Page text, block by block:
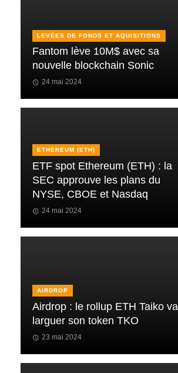
LEVÉES DE FONDS ET AQUISITIONS
Fantom lève 10M$ avec sa
nouvelle blockchain Sonic
24 mai 2024
ETHEREUM (ETH)
ETF spot Ethereum (ETH) : la
SEC approuve les plans du
NYSE, CBOE et Nasdaq
24 mai 2024
AIRDROP
Airdrop : le rollup ETH Taiko va
larguer son token TKO
23 mai 2024